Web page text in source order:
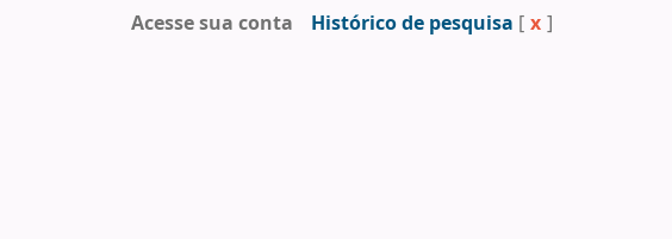
Acesse sua conta Histórico de pesquisa [ x ]